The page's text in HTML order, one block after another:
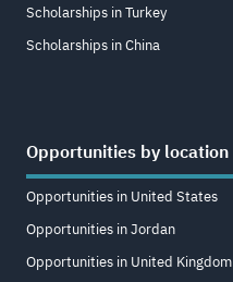
Scholarships in Turkey
Scholarships in China
Opportunities by location
Opportunities in United States
Opportunities in Jordan
Opportunities in United Kingdom